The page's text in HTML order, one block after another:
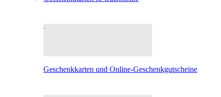
Geschenkkarten und Online-Geschenkgutscheine